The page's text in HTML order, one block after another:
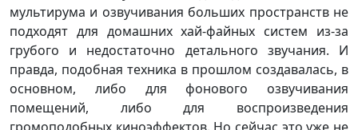
мультирума и озвучивания больших пространств не
подходят для домашних хай-файных систем из-за
грубого и недостаточно детального звучания. И
правда, подобная техника в прошлом создавалась, в
основном, либо для фонового озвучивания
помещений, либо для воспроизведения